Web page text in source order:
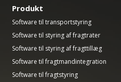
Produkt
Software til transportstyring
Software til styring af fragtrater
Software til styring af fragttillæg
Software til fragtmandintegration
Software til fragtstyring